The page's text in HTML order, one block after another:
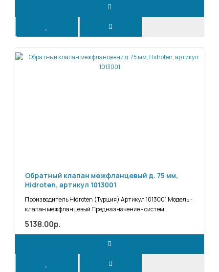
Обратный клапан межфланцевый д. 75 мм,
Hidroten, артикул 1013001
Производитель Hidroten (Турция) Артикул 1013001 Модель -
клапан межфланцевый Предназначение - систем..
5138.00р.